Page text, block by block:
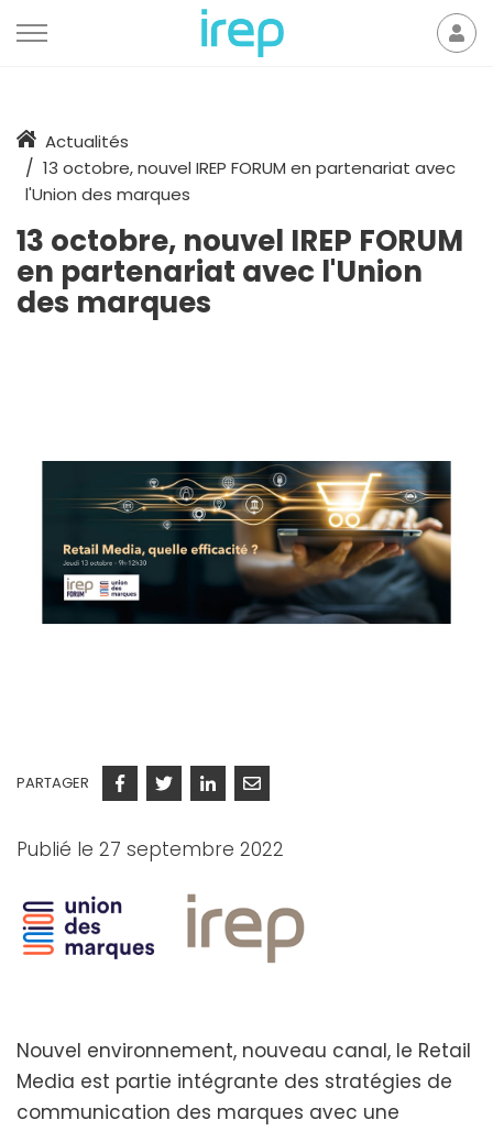
AccueilActualités
13 octobre, nouvel IREP FORUM en partenariat avec
l'Union des marques
13 octobre, nouvel IREP FORUM
en partenariat avec l'Union
des marques
PARTAGER Facebook
TwitterLinkedinCourriel
Publié le 27 septembre 2022
Nouvel environnement, nouveau canal, le Retail
Media est partie intégrante des stratégies de
communication des marques avec une